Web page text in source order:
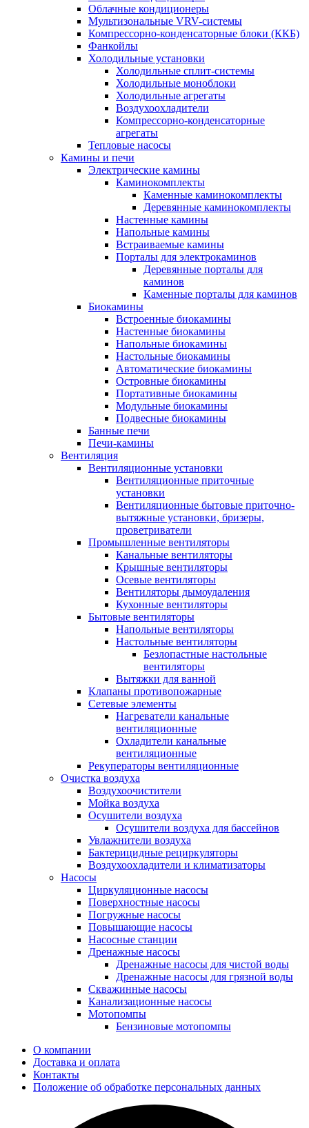
Облачные кондиционеры
Мультизональные VRV-системы
Компрессорно-конденсаторные блоки (ККБ)
Фанкойлы
Холодильные установки
Холодильные сплит-системы
Холодильные моноблоки
Холодильные агрегаты
Воздухоохладители
Компрессорно-конденсаторные
агрегаты
Тепловые насосы
Камины и печи
Электрические камины
Каминокомплекты
Каменные каминокомплекты
Деревянные каминокомплекты
Настенные камины
Напольные камины
Встраиваемые камины
Порталы для электрокаминов
Деревянные порталы для
каминов
Каменные порталы для каминов
Биокамины
Встроенные биокамины
Настенные биокамины
Напольные биокамины
Настольные биокамины
Автоматические биокамины
Островные биокамины
Портативные биокамины
Модульные биокамины
Подвесные биокамины
Банные печи
Печи-камины
Вентиляция
Вентиляционные установки
Вентиляционные приточные
установки
Вентиляционные бытовые приточно-
вытяжные установки, бризеры,
проветриватели
Промышленные вентиляторы
Канальные вентиляторы
Крышные вентиляторы
Осевые вентиляторы
Вентиляторы дымоудаления
Кухонные вентиляторы
Бытовые вентиляторы
Напольные вентиляторы
Настольные вентиляторы
Безлопастные настольные
вентиляторы
Вытяжки для ванной
Клапаны противопожарные
Сетевые элементы
Нагреватели канальные
вентиляционные
Охладители канальные
вентиляционные
Рекуператоры вентиляционные
Очистка воздуха
Воздухоочистители
Мойка воздуха
Осушители воздуха
Осушители воздуха для бассейнов
Увлажнители воздуха
Бактерицидные рециркуляторы
Воздухоохладители и климатизаторы
Насосы
Циркуляционные насосы
Поверхностные насосы
Погружные насосы
Повышающие насосы
Насосные станции
Дренажные насосы
Дренажные насосы для чистой воды
Дренажные насосы для грязной воды
Скважинные насосы
Канализационные насосы
Мотопомпы
Бензиновые мотопомпы
О компании
Доставка и оплата
Контакты
Положение об обработке персональных данных